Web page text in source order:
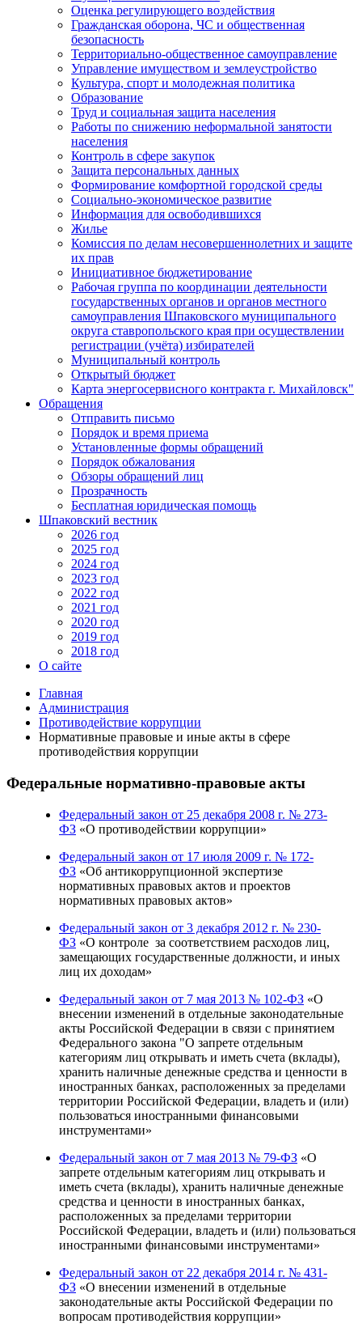
Оценка регулирующего воздействия
Гражданская оборона, ЧС и общественная
безопасность
Территориально-общественное самоуправление
Управление имуществом и землеустройство
Культура, спорт и молодежная политика
Образование
Труд и социальная защита населения
Работы по снижению неформальной занятости
населения
Контроль в сфере закупок
Защита персональных данных
Формирование комфортной городской среды
Социально-экономическое развитие
Информация для освободившихся
Жилье
Комиссия по делам несовершеннолетних и защите
их прав
Инициативное бюджетирование
Рабочая группа по координации деятельности
государственных органов и органов местного
самоуправления Шпаковского муниципального
округа ставропольского края при осуществлении
регистрации (учёта) избирателей
Муниципальный контроль
Открытый бюджет
Карта энергосервисного контракта г. Михайловск"
Обращения
Отправить письмо
Порядок и время приема
Установленные формы обращений
Порядок обжалования
Обзоры обращений лиц
Прозрачность
Бесплатная юридическая помощь
Шпаковский вестник
2026 год
2025 год
2024 год
2023 год
2022 год
2021 год
2020 год
2019 год
2018 год
О сайте
Главная
Администрация
Противодействие коррупции
Нормативные правовые и иные акты в сфере
противодействия коррупции
Федеральные нормативно-правовые акты
Федеральный закон от 25 декабря 2008 г. № 273-
ФЗ «О противодействии коррупции»
Федеральный закон от 17 июля 2009 г. № 172-
ФЗ «Об антикоррупционной экспертизе
нормативных правовых актов и проектов
нормативных правовых актов»
Федеральный закон от 3 декабря 2012 г. № 230-
ФЗ «О контроле за соответствием расходов лиц,
замещающих государственные должности, и иных
лиц их доходам»
Федеральный закон от 7 мая 2013 № 102-ФЗ «О
внесении изменений в отдельные законодательные
акты Российской Федерации в связи с принятием
Федерального закона "О запрете отдельным
категориям лиц открывать и иметь счета (вклады),
хранить наличные денежные средства и ценности в
иностранных банках, расположенных за пределами
территории Российской Федерации, владеть и (или)
пользоваться иностранными финансовыми
инструментами»
Федеральный закон от 7 мая 2013 № 79-ФЗ «О
запрете отдельным категориям лиц открывать и
иметь счета (вклады), хранить наличные денежные
средства и ценности в иностранных банках,
расположенных за пределами территории
Российской Федерации, владеть и (или) пользоваться
иностранными финансовыми инструментами»
Федеральный закон от 22 декабря 2014 г. № 431-
ФЗ «О внесении изменений в отдельные
законодательные акты Российской Федерации по
вопросам противодействия коррупции»